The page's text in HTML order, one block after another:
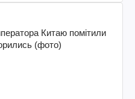
Китаю помітили
(фото)